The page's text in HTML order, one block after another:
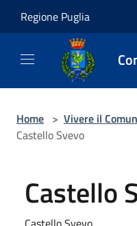
Regione Puglia
Home > Vivere il
Castello Svevo
Castello